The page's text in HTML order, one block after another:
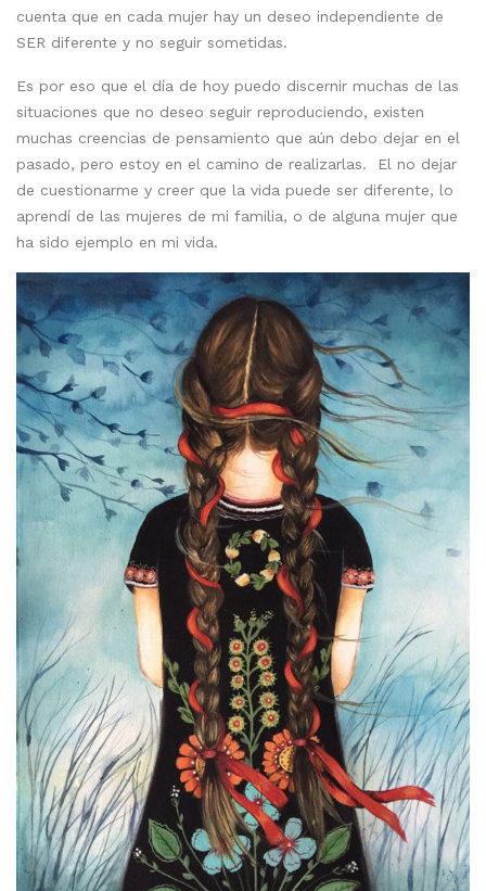
cuenta que en cada mujer hay un deseo independiente de
SER diferente y no seguir sometidas.
Es por eso que el día de hoy puedo discernir muchas de las
situaciones que no deseo seguir reproduciendo, existen
muchas creencias de pensamiento que aún debo dejar en el
pasado, pero estoy en el camino de realizarlas. El no dejar
de cuestionarme y creer que la vida puede ser diferente, lo
aprendí de las mujeres de mi familia, o de alguna mujer que
ha sido ejemplo en mi vida.